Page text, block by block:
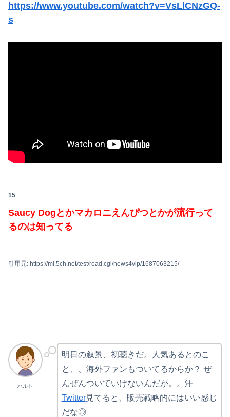
https://www.youtube.com/watch?v=VsLlCNzGQ-
s
15
Saucy Dogとかマカロニえんぴつとかが流行って
るのは知ってる
引用元: https://mi.5ch.net/test/read.cgi/news4vip/1687063215/
ハルト
明日の叙景、初聴きだ。人気あるとのこ
と、、海外ファンもついてるからか？ ぜ
んぜんついていけないんだが。。汗
Twitter見てると、販売戦略的にはいい感じ
だな◎